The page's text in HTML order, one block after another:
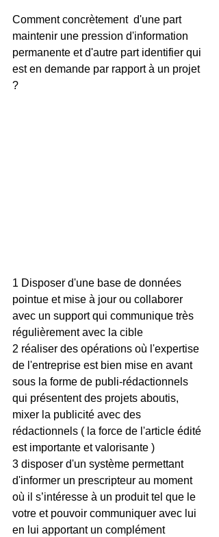
Comment concrètement  d'une part
maintenir une pression d'information
permanente et d'autre part identifier qui
est en demande par rapport à un projet
?
1 Disposer d'une base de données
pointue et mise à jour ou collaborer
avec un support qui communique très
régulièrement avec la cible
2 réaliser des opérations où l'expertise
de l'entreprise est bien mise en avant
sous la forme de publi-rédactionnels
qui présentent des projets aboutis,
mixer la publicité avec des
rédactionnels ( la force de l'article édité
est importante et valorisante )
3 disposer d'un système permettant
d'informer un prescripteur au moment
où il s’intéresse à un produit tel que le
votre et pouvoir communiquer avec lui
en lui apportant un complément